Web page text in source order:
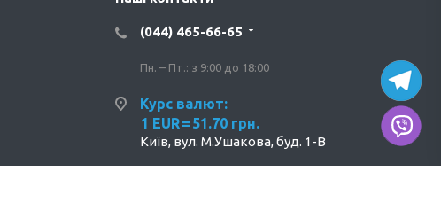
(044) 465-66-65
Пн. – Пт.: з 9:00 до 18:00
Курс валют:
1 EUR= 51.70 грн.
Київ, вул. М.Ушакова, буд. 1-В